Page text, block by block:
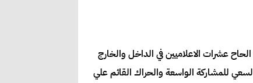
الحاح عشرات الاعلاميين في الداخل والخارج
للمشاركة الواسعة والحراك القائم علي